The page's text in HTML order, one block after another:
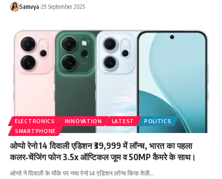
Samvya 29 September 2025
ELECTRONICS INNOVATION LATEST
POLITICS
SMARTPHONE
ओप्पो रेनो 14 दिवाली एडिशन ₹39,999 में लॉन्च, भारत का पहला
कलर‑चेंजिंग फोन 3.5x ऑप्टिकल जूम व 50MP कैमरे के साथ।
ओप्पो ने दिवाली के मौके पर नया रेनो 14 एडिशन लॉन्च किया तेज़ी…